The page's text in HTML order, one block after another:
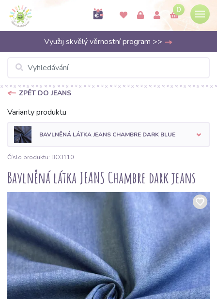
0
Využij skvělý věrnostní program >>
ZPĚT DO JEANS
Varianty produktu
BAVLNĚNÁ LÁTKA JEANS CHAMBRE DARK BLUE
Číslo produktu: BO3110
Bavlněná látka JEANS Chambre dark jeans